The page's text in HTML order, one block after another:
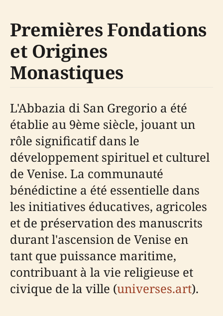
Premières Fondations
et Origines
Monastiques
L'Abbazia di San Gregorio a été
établie au 9ème siècle, jouant un
rôle significatif dans le
développement spirituel et culturel
de Venise. La communauté
bénédictine a été essentielle dans
les initiatives éducatives, agricoles
et de préservation des manuscrits
durant l'ascension de Venise en
tant que puissance maritime,
contribuant à la vie religieuse et
civique de la ville (universes.art).